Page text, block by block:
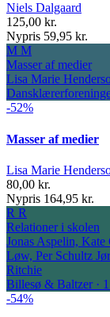
Niels Dalgaard
125,00 kr.
Nypris 59,95 kr.
M M
Masser af medier
Lisa Marie
-52%
Masser af medier
Lisa Marie
80,00 kr.
Nypris 164,95 kr.
R R
Relationer i skolen
Jonas Aspelin,
Løw, Per Schultz
Ritchie
Billesø & Baltzer ·
-54%